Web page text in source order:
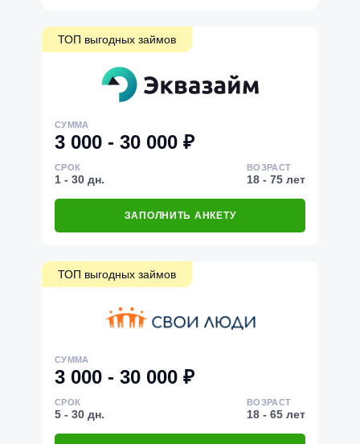
ТОП выгодных займов
СУММА
3 000 - 30 000 ₽
СРОК
1 - 30 дн.
ВОЗРАСТ
18 - 75 лет
ЗАПОЛНИТЬ АНКЕТУ
ТОП выгодных займов
СУММА
3 000 - 30 000 ₽
СРОК
5 - 30 дн.
ВОЗРАСТ
18 - 65 лет